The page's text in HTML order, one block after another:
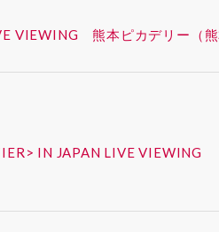
VIEWING 熊本ピカデリー（
IN JAPAN LIVE VIEWING